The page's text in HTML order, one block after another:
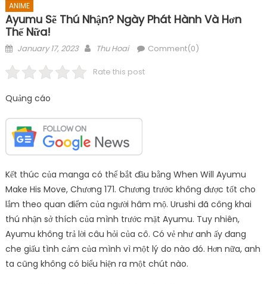
ANIME
Ayumu Sẽ Thú Nhận? Ngày Phát Hành Và Hơn
Thế Nữa!
Posted
January 17, 2023 Author
Thu Hoai Comment(0)
Rate this post
Quảng cáo
Kết thúc của manga có thể bắt đầu bằng When Will Ayumu
Make His Move, Chương 171. Chương trước không được tốt cho
lắm theo quan điểm của người hâm mộ. Urushi đã công khai
thú nhận sở thích của mình trước mặt Ayumu. Tuy nhiên,
Ayumu không trả lời câu hỏi của cô. Có vẻ như anh ấy đang
che giấu tình cảm của mình vì một lý do nào đó. Hơn nữa, anh
ta cũng không có biểu hiện ra một chút nào.